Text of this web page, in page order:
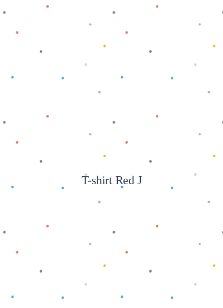
T-shirt Red J
Baca selengkapnya